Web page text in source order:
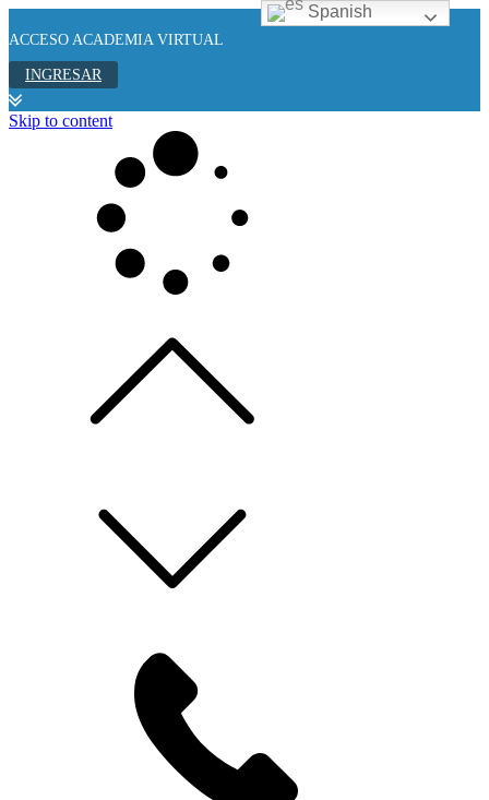
ACCESO ACADEMIA VIRTUAL
INGRESAR
Skip to content
Spanish